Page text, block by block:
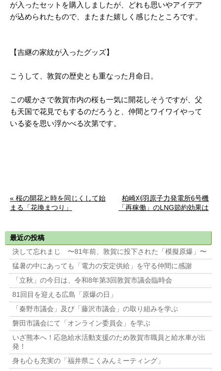
が入ったセットを購入しましたが、どれも思いやアイデア
が込められたもので、またまた嬉しく感じたところです。
【吉継の家紋が入ったグッズ】
こうして、敦賀の歴史とも重なった月命日。
この暖かさで敦賀市内の桜も一気に開花しそうですが、父
も天国で花見でもするのだろうと、仲間とワイワイやって
いる姿を思い浮かべる次第です。
« 桜の開花と時を同じくして始
まる「花換まつり」
柏崎刈羽原子力発電所6号機
「再稼働」のLNG節約効果は
最近の投稿
決して忘れまじ 〜81年前、敦賀に投下された「模擬原爆」〜
猛暑の中にあっても「電力の安定供給」を守る仲間に感謝
「立秋」の今日は、令和8年第3回敦賀市議会臨時会
81回目を迎える広島「原爆の日」
「秦野市議会」及び「藤沢市議会」の取り組みを学ぶ
磐田市議会にて「オンライン委員会」を学ぶ
いざ熊本へ！応急給水活動支援のため敦賀市職員と給水車が出
発！
身も心も充実の「福井県こくみんミーティング」